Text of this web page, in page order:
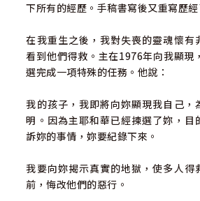
下所有的經歷。手稿書寫後又重寫歷經
在我重生之後，我對失喪的靈魂懷有
看到他們得救。主在1976年向我顯現
選完成一項特殊的任務。他說：
我的孩子，我即將向妳顯現我自己，
明。因為主耶和華已經揀選了妳，目
訴妳的事情，妳要紀錄下來。
我要向妳揭示真實的地獄，使多人得
前，悔改他們的惡行。